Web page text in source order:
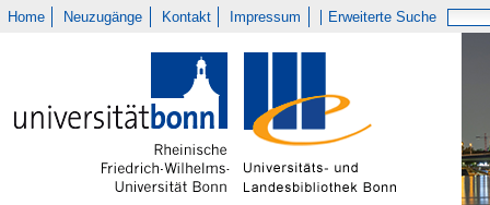
Home Neuzugänge Kontakt Impressum Erweiterte Suche